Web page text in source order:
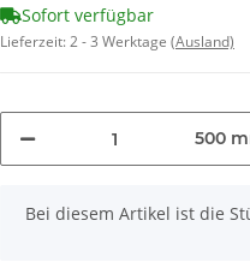
Sofort verfügbar
Lieferzeit:2 - 3 Werktage (Ausland)
500
x
Bei diesem Artikel ist die